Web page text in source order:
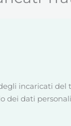
incaricati
dei dati